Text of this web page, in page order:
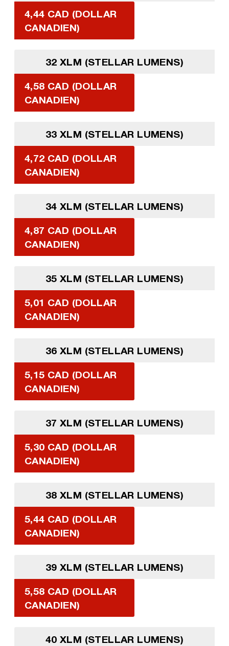
4,44 CAD (DOLLAR
CANADIEN)
32 XLM (STELLAR LUMENS)
4,58 CAD (DOLLAR
CANADIEN)
33 XLM (STELLAR LUMENS)
4,72 CAD (DOLLAR
CANADIEN)
34 XLM (STELLAR LUMENS)
4,87 CAD (DOLLAR
CANADIEN)
35 XLM (STELLAR LUMENS)
5,01 CAD (DOLLAR
CANADIEN)
36 XLM (STELLAR LUMENS)
5,15 CAD (DOLLAR
CANADIEN)
37 XLM (STELLAR LUMENS)
5,30 CAD (DOLLAR
CANADIEN)
38 XLM (STELLAR LUMENS)
5,44 CAD (DOLLAR
CANADIEN)
39 XLM (STELLAR LUMENS)
5,58 CAD (DOLLAR
CANADIEN)
40 XLM (STELLAR LUMENS)